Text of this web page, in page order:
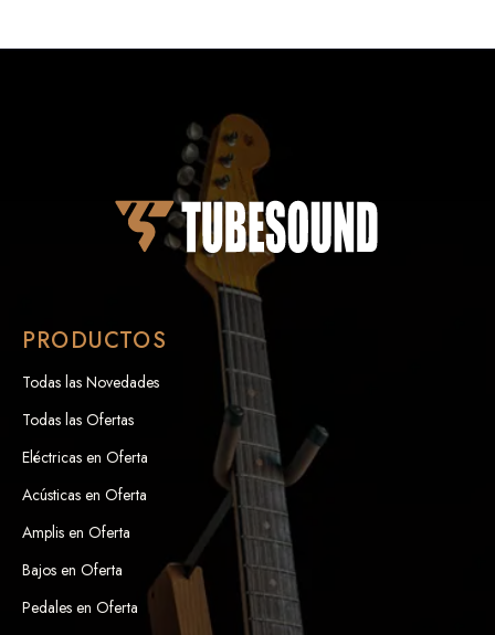
PRODUCTOS
Todas las Novedades
Todas las Ofertas
Eléctricas en Oferta
Acústicas en Oferta
Amplis en Oferta
Bajos en Oferta
Pedales en Oferta